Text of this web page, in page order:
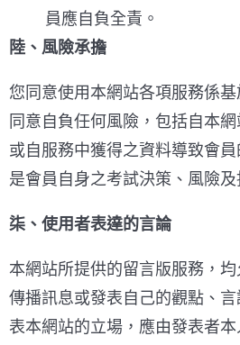
員應自負全責。
陸、風險承擔
您同意使用本網站各項服務係
同意自負任何風險，包括自本
或自服務中獲得之資料導致會
是會員自身之考試決策、風險及
柒、使用者表達的言論
本網站所提供的留言版服務，
傳播訊息或發表自己的觀點、
表本網站的立場，應由發表者